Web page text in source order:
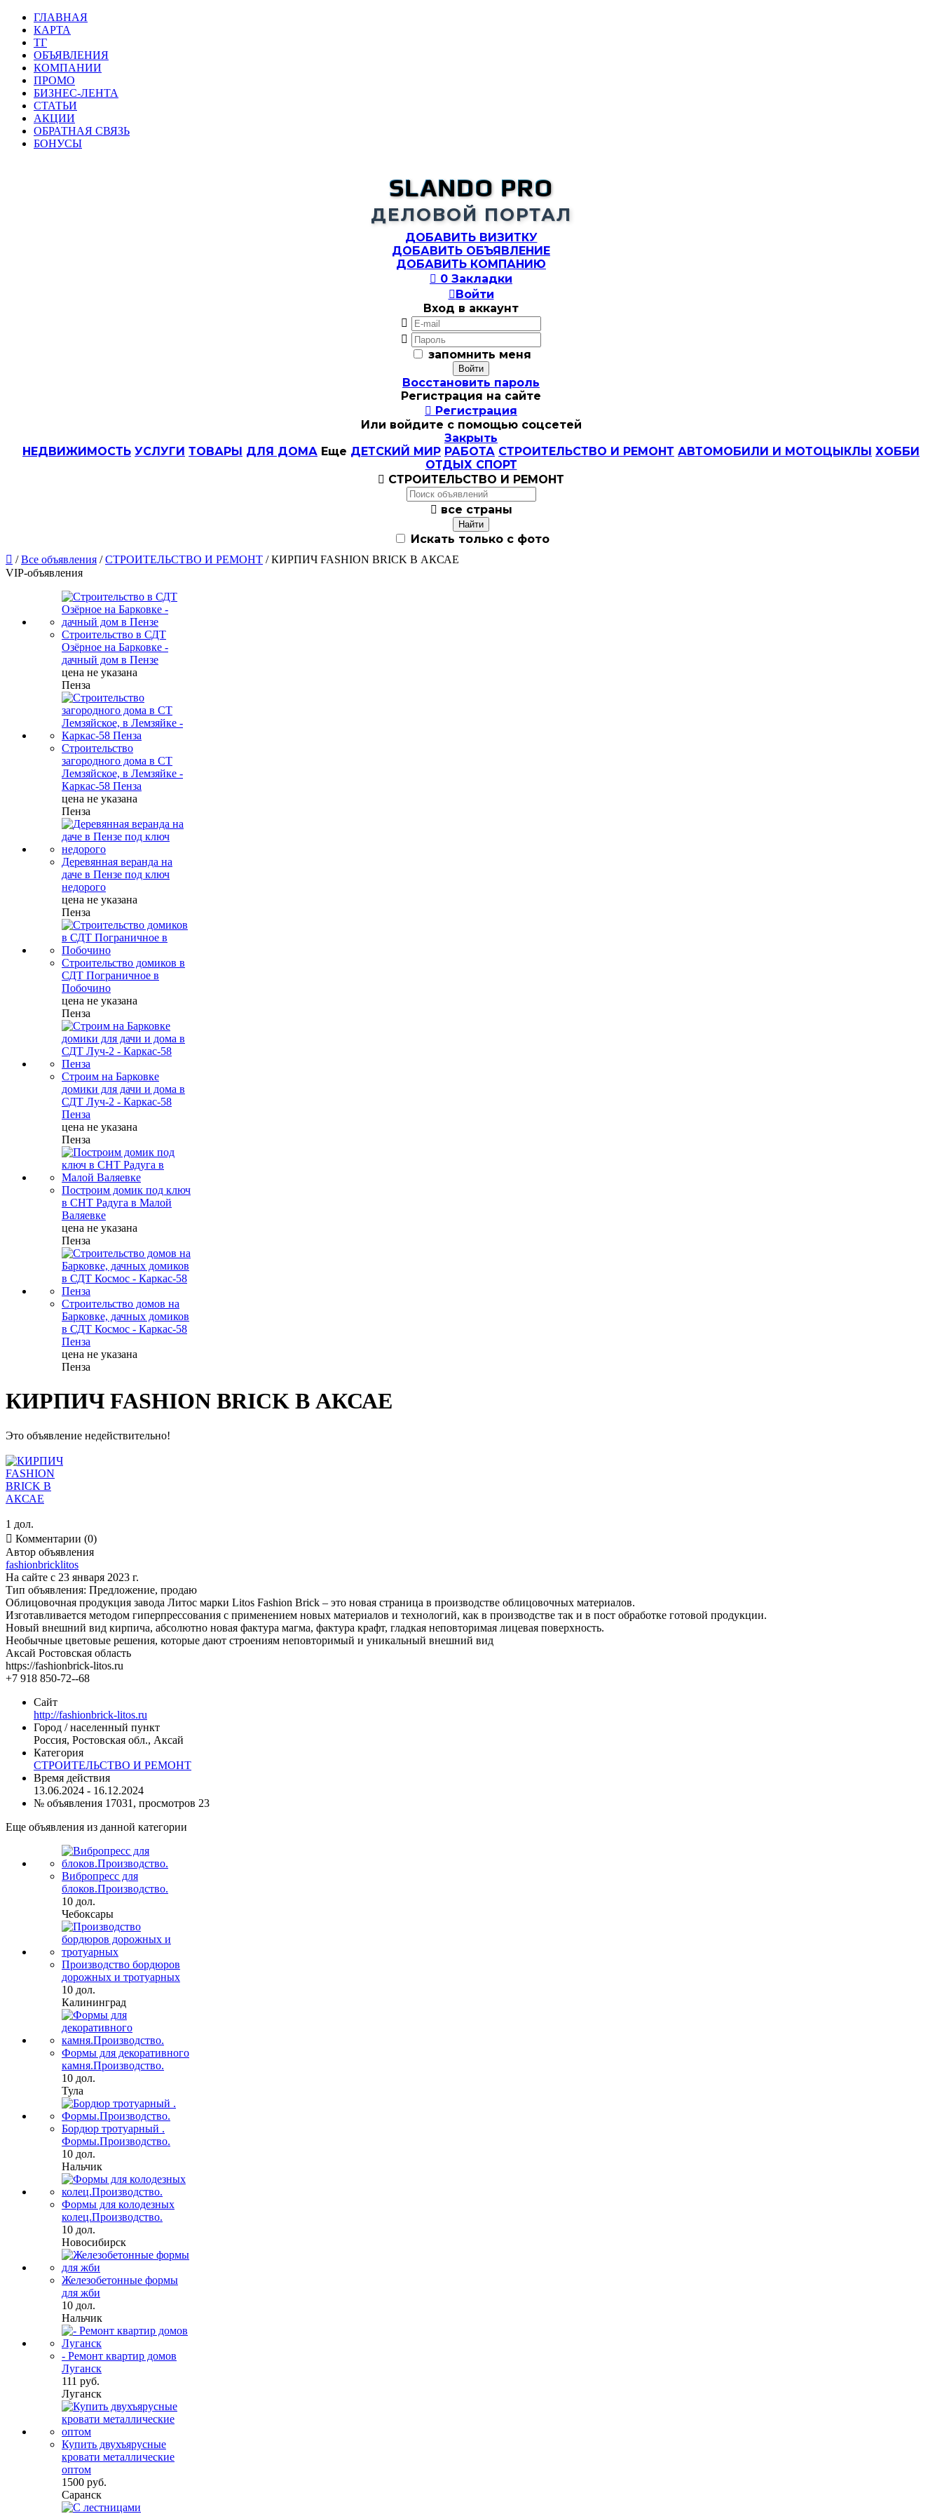
ГЛАВНАЯ
КАРТА
ТГ
ОБЪЯВЛЕНИЯ
КОМПАНИИ
ПРОМО
БИЗНЕС-ЛЕНТА
СТАТЬИ
АКЦИИ
ОБРАТНАЯ СВЯЗЬ
БОНУСЫ
SLANDO PRO
ДЕЛОВОЙ ПОРТАЛ
ДОБАВИТЬ ВИЗИТКУ
ДОБАВИТЬ ОБЪЯВЛЕНИЕ
ДОБАВИТЬ КОМПАНИЮ
 0 Закладки
Войти
Вход в аккаунт


запомнить меня
Восстановить пароль
Регистрация на сайте
 Регистрация
Или войдите с помощью соцсетей
Закрыть
НЕДВИЖИМОСТЬ УСЛУГИ ТОВАРЫ ДЛЯ ДОМА Еще ДЕТСКИЙ МИР РАБОТА СТРОИТЕЛЬСТВО И РЕМОНТ АВТОМОБИЛИ И МОТОЦЫКЛЫ ХОББИ
ОТДЫХ СПОРТ
 СТРОИТЕЛЬСТВО И РЕМОНТ
 все страны
Искать только с фото
 /Все объявления /СТРОИТЕЛЬСТВО И РЕМОНТ / КИРПИЧ FASHION BRICK В АКСАЕ
VIP-объявления
Строительство в СДТ
Озёрное на Барковке -
дачный дом в Пензе
цена не указана
Пенза
Строительство
загородного дома в СТ
Лемзяйское, в Лемзяйке -
Каркас-58 Пенза
цена не указана
Пенза
Деревянная веранда на
даче в Пензе под ключ
недорого
цена не указана
Пенза
Строительство домиков в
СДТ Пограничное в
Побочино
цена не указана
Пенза
Строим на Барковке
домики для дачи и дома в
СДТ Луч-2 - Каркас-58
Пенза
цена не указана
Пенза
Построим домик под ключ
в СНТ Радуга в Малой
Валяевке
цена не указана
Пенза
Строительство домов на
Барковке, дачных домиков
в СДТ Космос - Каркас-58
Пенза
цена не указана
Пенза
КИРПИЧ FASHION BRICK В АКСАЕ
Это объявление недействительно!
1 дол.
 Комментарии (0)
Автор объявления
fashionbricklitos
На сайте с 23 января 2023 г.
Тип объявления: Предложение, продаю
Облицовочная продукция завода Литос марки Litos Fashion Brick – это новая страница в производстве облицовочных материалов.
Изготавливается методом гиперпрессования с применением новых материалов и технологий, как в производстве так и в пост обработке готовой продукции.
Новый внешний вид кирпича, абсолютно новая фактура магма, фактура крафт, гладкая неповторимая лицевая поверхность.
Необычные цветовые решения, которые дают строениям неповторимый и уникальный внешний вид
Аксай Ростовская область
https://fashionbrick-litos.ru
+7 918 850-72--68
Сайт
http://fashionbrick-litos.ru
Город / населенный пункт
Россия, Ростовская обл., Аксай
Категория
СТРОИТЕЛЬСТВО И РЕМОНТ
Время действия
13.06.2024 - 16.12.2024
№ объявления 17031, просмотров 23
Еще объявления из данной категории
Вибропресс для
блоков.Производство.
10 дол.
Чебоксары
Производство бордюров
дорожных и тротуарных
10 дол.
Калининград
Формы для декоративного
камня.Производство.
10 дол.
Тула
Бордюр тротуарный .
Формы.Производство.
10 дол.
Нальчик
Формы для колодезных
колец.Производство.
10 дол.
Новосибирск
Железобетонные формы
для жби
10 дол.
Нальчик
- Ремонт квартир домов
Луганск
111 руб.
Луганск
Купить двухъярусные
кровати металлические
оптом
1500 руб.
Саранск